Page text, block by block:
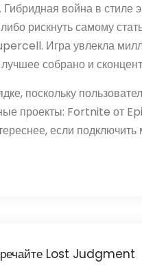
война в стиле
рискнуть самому
Игра увлекла
собрано и
поскольку
проекты: Fortnite
если
Lost Judgment